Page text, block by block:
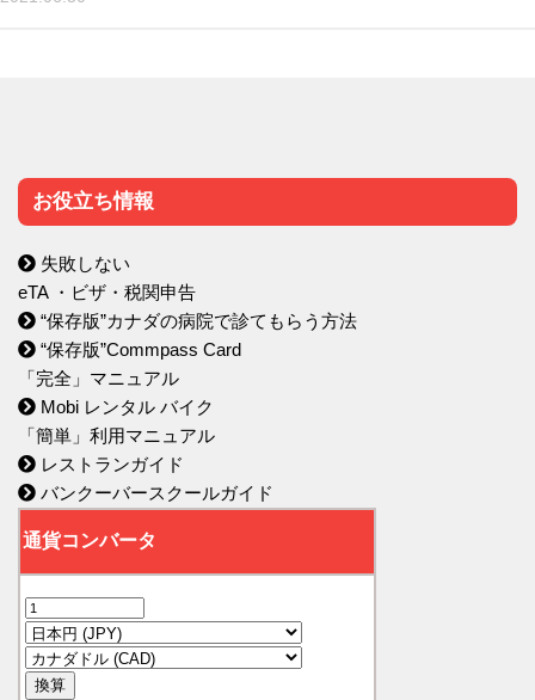
お役立ち情報
失敗しない
eTA ・ビザ・税関申告
“保存版”カナダの病院で診てもらう方法
“保存版”Commpass Card
「完全」マニュアル
Mobi レンタル バイク
「簡単」利用マニュアル
レストランガイド
バンクーバースクールガイド